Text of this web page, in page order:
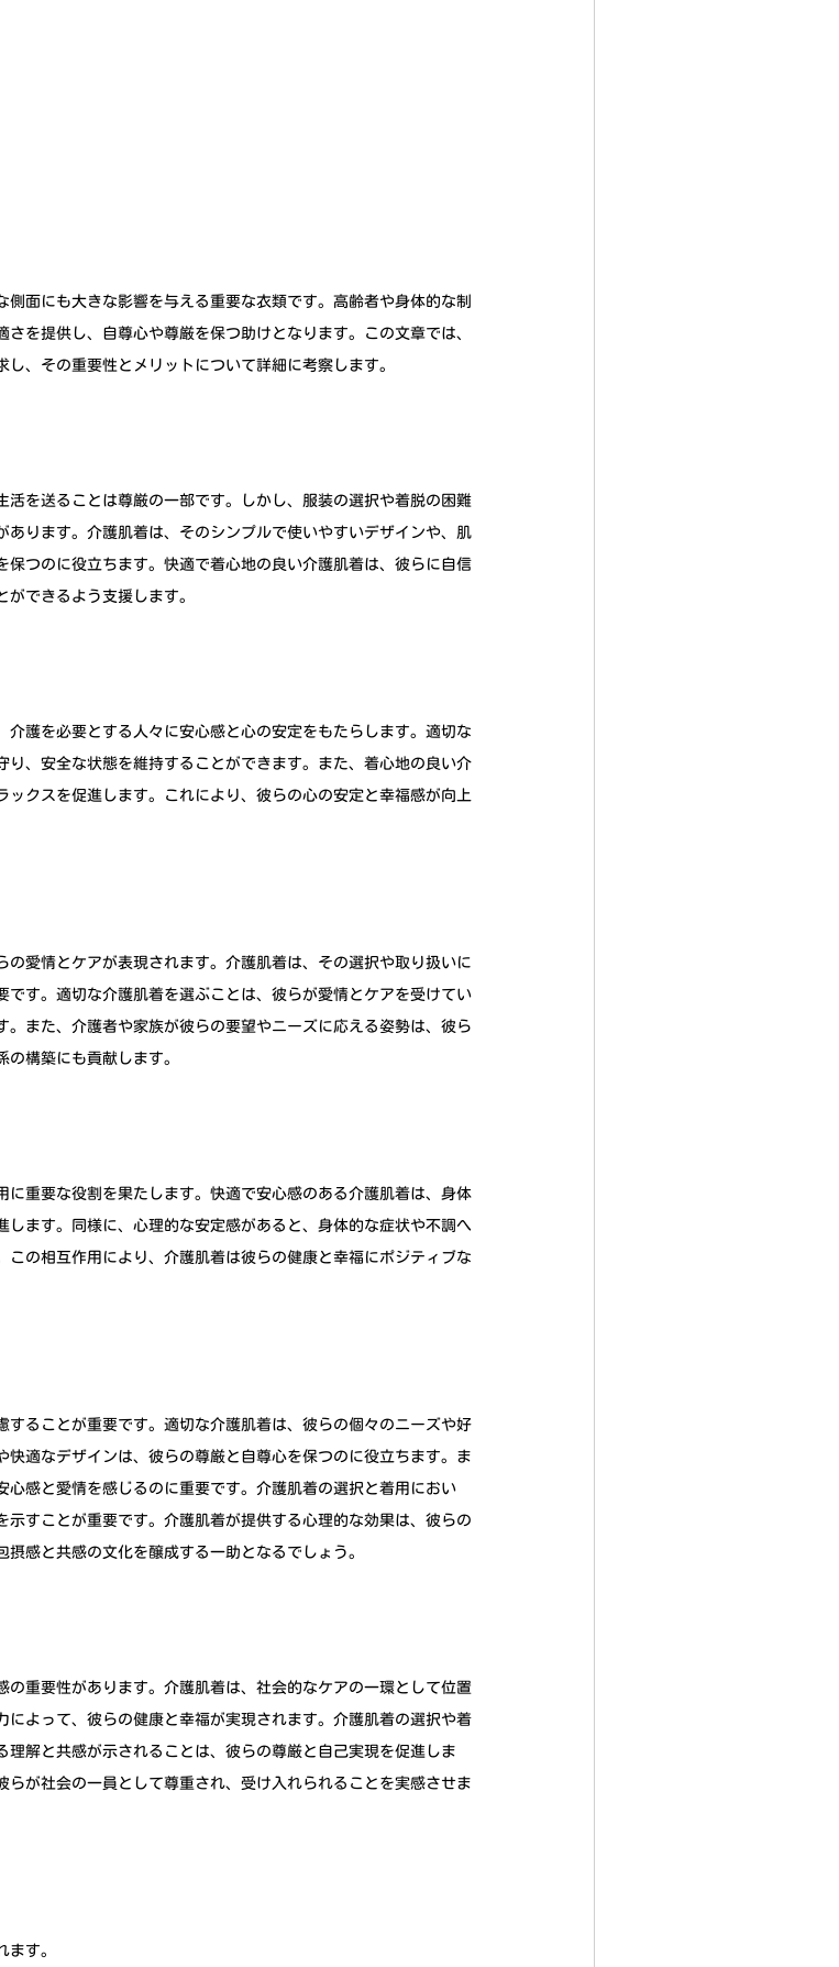
面にも大きな影響を与える重要な衣類です。高齢者や身体的な制
を提供し、自尊心や尊厳を保つ助けとなります。この文章では、
、その重要性とメリットについて詳細に考察します。
を送ることは尊厳の一部です。しかし、服装の選択や着脱の困難
あります。介護肌着は、そのシンプルで使いやすいデザインや、肌
保つのに役立ちます。快適で着心地の良い介護肌着は、彼らに自信
できるよう支援します。
護を必要とする人々に安心感と心の安定をもたらします。適切な
、安全な状態を維持することができます。また、着心地の良い介
クスを促進します。これにより、彼らの心の安定と幸福感が向上
愛情とケアが表現されます。介護肌着は、その選択や取り扱いに
です。適切な介護肌着を選ぶことは、彼らが愛情とケアを受けてい
また、介護者や家族が彼らの要望やニーズに応える姿勢は、彼ら
構築にも貢献します。
重要な役割を果たします。快適で安心感のある介護肌着は、身体
します。同様に、心理的な安定感があると、身体的な症状や不調へ
の相互作用により、介護肌着は彼らの健康と幸福にポジティブな
ることが重要です。適切な介護肌着は、彼らの個々のニーズや好
適なデザインは、彼らの尊厳と自尊心を保つのに役立ちます。ま
心感と愛情を感じるのに重要です。介護肌着の選択と着用におい
すことが重要です。介護肌着が提供する心理的な効果は、彼らの
感と共感の文化を醸成する一助となるでしょう。
重要性があります。介護肌着は、社会的なケアの一環として位置
よって、彼らの健康と幸福が実現されます。介護肌着の選択や着
解と共感が示されることは、彼らの尊厳と自己実現を促進しま
が社会の一員として尊重され、受け入れられることを実感させま
ます。